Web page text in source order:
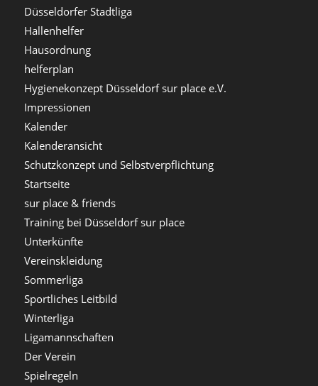
Düsseldorfer Stadtliga
Hallenhelfer
Hausordnung
helferplan
Hygienekonzept Düsseldorf sur place e.V.
Impressionen
Kalender
Kalenderansicht
Schutzkonzept und Selbstverpflichtung
Startseite
sur place & friends
Training bei Düsseldorf sur place
Unterkünfte
Vereinskleidung
Sommerliga
Sportliches Leitbild
Winterliga
Ligamannschaften
Der Verein
Spielregeln